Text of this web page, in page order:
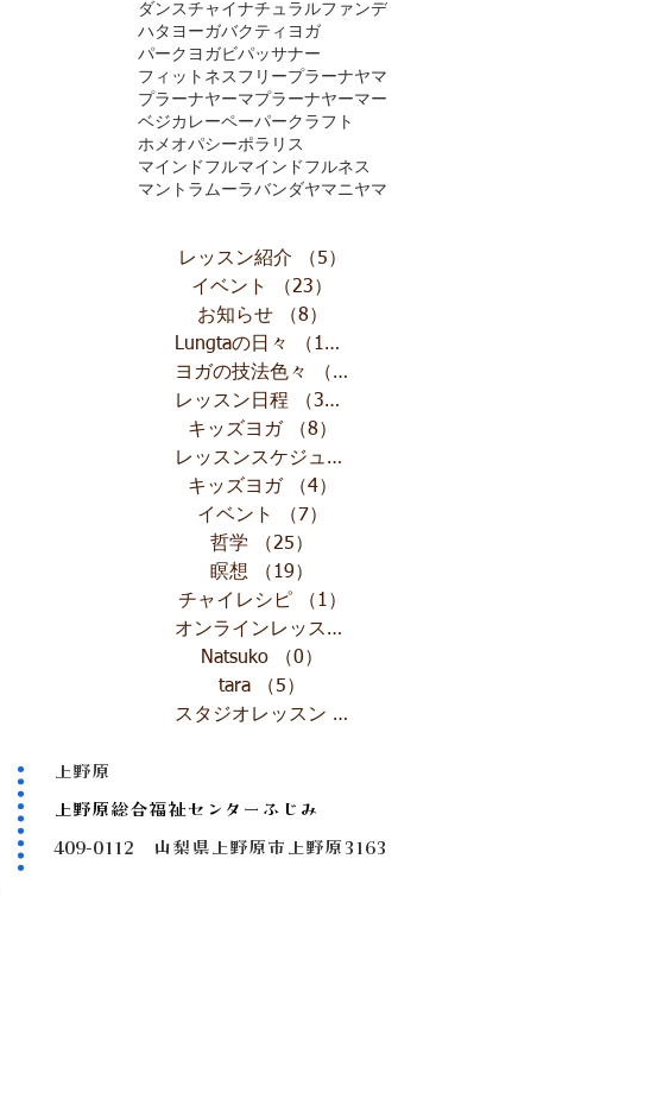
ダンスチャイ ナチュラルファンデ
ハタヨーガバクティヨガ
パークヨガ ビパッサナー
フィットネス フリープラーナヤマ
プラーナヤーマプラーナヤーマー
ベジカレーペーパークラフト
ホメオパシーポラリス
マインドフルマインドフルネス
マントラ ムーラバンダヤマニヤマ
レッスン紹介 （5）
イベント
（23）
お知らせ
（8）
Lungtaの日々
（10）
ヨガの技法色々
（11）
レッスン日程
（32）
キッズヨガ
（8）
レッスンスケジュール
キッズヨガ
（4）
イベント
（7）
哲学
（25）
瞑想
（19）
チャイレシピ
（1）
オンラインレッスン
Natsuko
（0）
tara
（5）
スタジオレッスン （1）
上野原
上野原総合福祉センターふじみ
409-0112 山梨県上野原市上野原3163